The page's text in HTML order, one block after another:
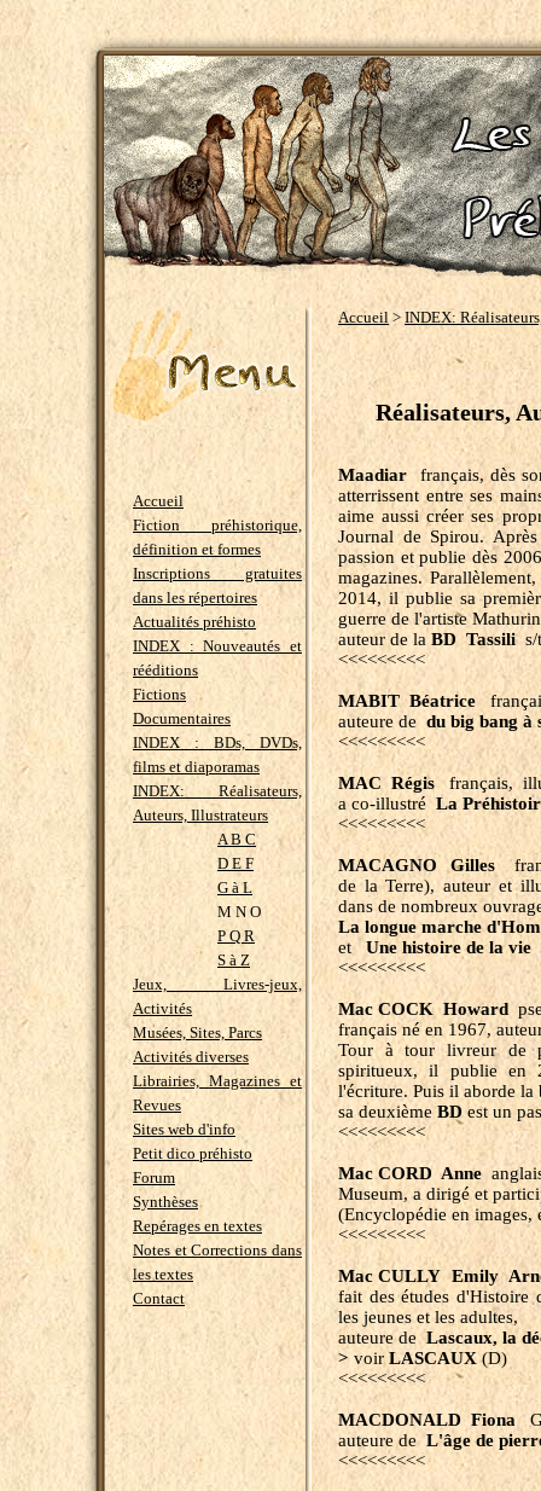
Accueil
Fiction préhistorique,
définition et formes
Inscriptions gratuites
dans les répertoires
Actualités préhisto
INDEX : Nouveautés et
rééditions
Fictions
Documentaires
INDEX : BDs, DVDs,
films et diaporamas
INDEX: Réalisateurs,
Auteurs, Illustrateurs
A B C
D E F
G à L
M N O
P Q R
S à Z
Jeux, Livres-jeux,
Activités
Musées, Sites, Parcs
Activités diverses
Librairies, Magazines et
Revues
Sites web d'info
Petit dico préhisto
Forum
Synthèses
Repérages en textes
Notes et Corrections dans
les textes
Contact
Accueil > INDEX:
Réalisateurs,
Maadiar
français, dès
atterrissent entre ses
aime aussi créer ses
Journal de Spirou.
passion et publie dès
magazines.
2014, il publie sa
guerre de l'artiste
auteur de la BD Tassilis/
<<<<<<<<<
MABIT Béatrice
auteure de du big bang à
<<<<<<<<<
MAC Régis français,
a co-illustré La
<<<<<<<<<
MACAGNO Gilles
de la Terre), auteur et
dans de nombreux
La longue marche
et Une histoire de la vie
<<<<<<<<<
Mac COCK Howard
français né en 1967,
Tour à tour livreur de
spiritueux, il publie en
l'écriture. Puis il aborde la
sa deuxièmeBD est un
<<<<<<<<<
Mac CORD Anne
Museum, a dirigé et
(Encyclopédie en images,
<<<<<<<<<
Mac CULLY Emily
fait des études d'Histoire
les jeunes et les adultes,
auteure deLascaux, la
> voir LASCAUX (D)
<<<<<<<<<
MACDONALD Fiona
auteure deL'âge de
<<<<<<<<<